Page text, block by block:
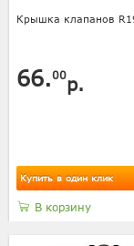
Крышка клапанов
66.00р.
Купить в один клик
В корзину